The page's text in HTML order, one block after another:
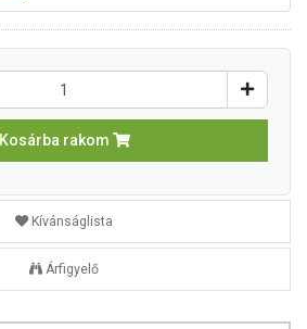
Kosárba rakom
Kívánságlista
Árfigyelő